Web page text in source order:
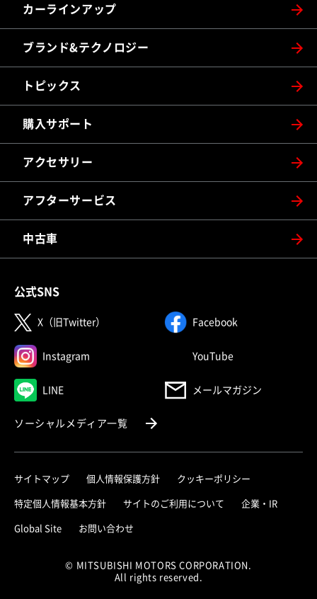
カーラインアップ
ブランド&テクノロジー
トピックス
購入サポート
アクセサリー
アフターサービス
中古車
公式SNS
X（旧Twitter） （別ウィンドウで開く）Facebook（別ウィンドウ
Instagram （別ウィンドウで開く）YouTube（別ウィンドウで
LINE（別ウィンドウで開く） メールマガジン
ソーシャルメディア一覧（別ウィンドウで開く）
サイトマップ 個人情報保護方針 クッキーポリシー
特定個人情報基本方針 サイトのご利用について 企業・IR（別ウィ
Global Site（別ウィンドウで開く）
お問い合わせ
© MITSUBISHI MOTORS CORPORATION.
All rights reserved.